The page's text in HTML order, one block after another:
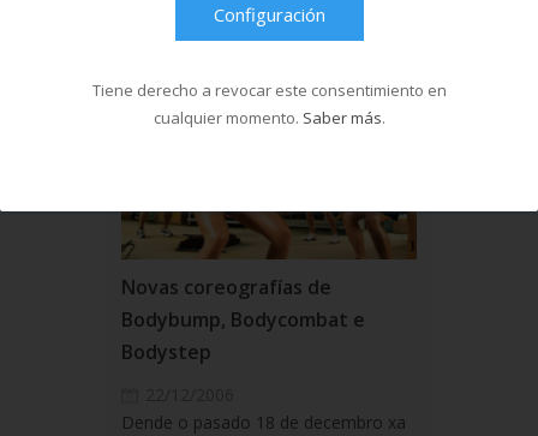
Novas coreografías de
Bodybump, Bodycombat e
Bodystep
Dende o pasado 18 de decembro xa
Configuración
Tiene derecho a revocar este consentimiento en
cualquier momento. Saber más.